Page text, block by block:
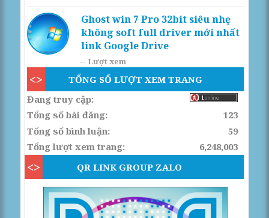
Ghost win 7 Pro 32bit siêu nhẹ
không soft full driver mới nhất
link Google Drive
-- Lượt xem
TỔNG SỐ LƯỢT XEM TRANG
Đang truy cập:
Tổng số bài đăng:
123
Tổng số bình luận:
59
Tổng lượt xem trang:
6,248,003
QR LINK GROUP ZALO